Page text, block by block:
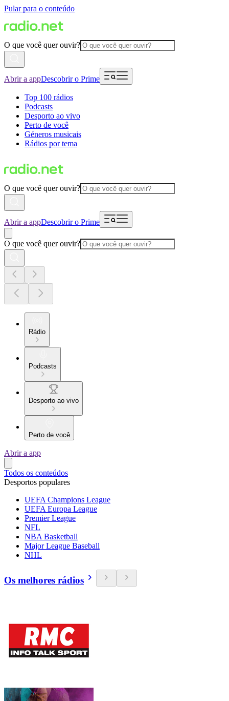
Pular para o conteúdo
O que você quer ouvir?
Abrir a appDescobrir o Prime
Top 100 rádios
Podcasts
Desporto ao vivo
Perto de você
Géneros musicais
Rádios por tema
O que você quer ouvir?
Abrir a appDescobrir o Prime
O que você quer ouvir?
Rádio
Podcasts
Desporto ao vivo
Perto de você
Abrir a app
Todos os conteúdos
Desportos populares
UEFA Champions League
UEFA Europa League
Premier League
NFL
NBA Basketball
Major League Baseball
NHL
Os melhores rádios